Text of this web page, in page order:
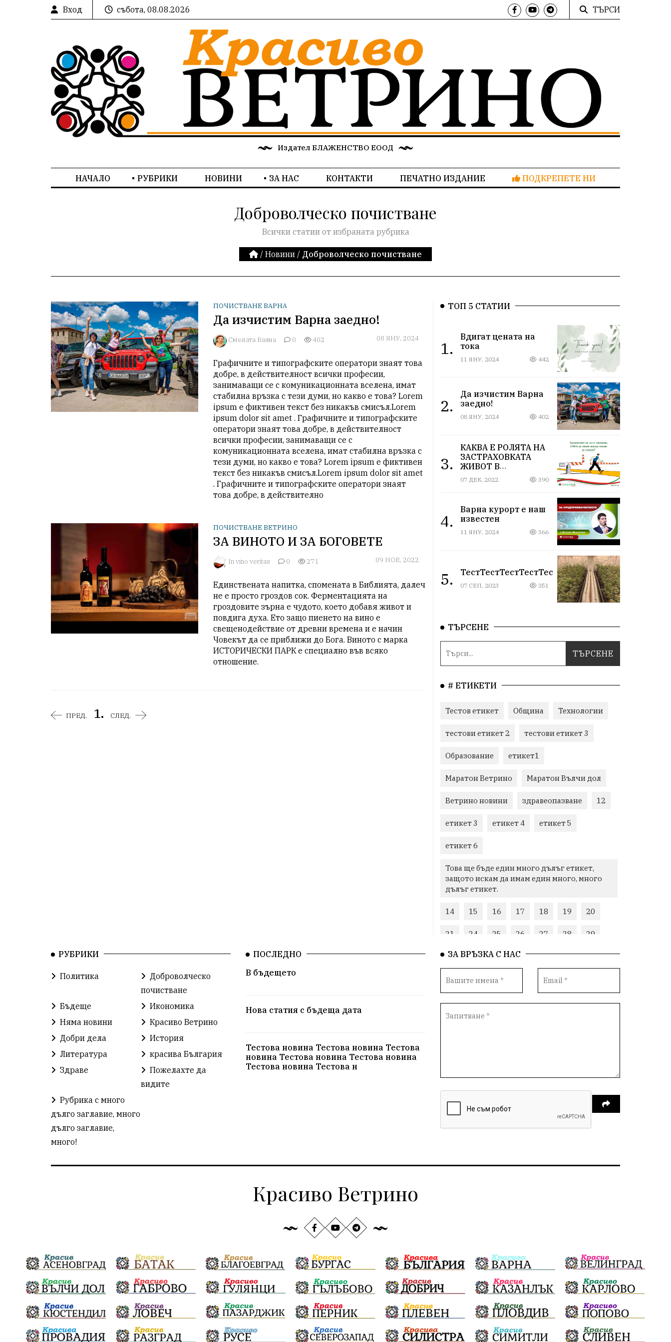
Вход събота, 08.08.2026 ТЪРСИ
Издател БЛАЖЕНСТВО ЕООД
НАЧАЛО РУБРИКИ НОВИНИ ЗА НАС КОНТАКТИ ПЕЧАТНО ИЗДАНИЕ ПОДКРЕПЕТЕ НИ
Доброволческо почистване
Всички статии от избраната рубрика
/ Новини / Доброволческо почистване
ПОЧИСТВАНЕ ВАРНА
Да изчистим Варна заедно!
Смелата Ваяна 0 402 08 ЯНУ, 2024
Графичните и типографските оператори знаят това
добре, в действителност всички професии,
занимаващи се с комуникационната вселена, имат
стабилна връзка с тези думи, но какво е това? Lorem
ipsum е фиктивен текст без никакъв смисъл.Lorem
ipsum dolor sit amet . Графичните и типографските
оператори знаят това добре, в действителност
всички професии, занимаващи се с
комуникационната вселена, имат стабилна връзка с
тези думи, но какво е това? Lorem ipsum е фиктивен
текст без никакъв смисъл.Lorem ipsum dolor sit amet
. Графичните и типографските оператори знаят
това добре, в действително
ПОЧИСТВАНЕ ВЕТРИНО
ЗА ВИНОТО И ЗА БОГОВЕТЕ
In vino veritas 0 271 09 НОЕ, 2022
Единствената напитка, спомената в Библията, далеч
не е просто гроздов сок. Ферментацията на
гроздовите зърна е чудото, което добавя живот и
повдига духа. Ето защо пиенето на вино е
свещенодействие от древни времена и е начин
Човекът да се приближи до Бога. Виното с марка
ИСТОРИЧЕСКИ ПАРК е специално във всяко
отношение.
ПРЕД. 1. СЛЕД.
ТОП 5 СТАТИИ
1.
Вдигат цената на
тока
11 ЯНУ, 2024 442
2.
Да изчистим Варна
заедно!
08 ЯНУ, 2024 402
3.
КАКВА Е РОЛЯТА НА
ЗАСТРАХОВКАТА
ЖИВОТ В
ИНВЕСТИЦИОНЕН
ПЛАН
07 ДЕК, 2022 390
4.
Варна курорт е наш
известен
11 ЯНУ, 2024 366
5. 07 СЕП, 2023 351
ТЪРСЕНЕ
# ЕТИКЕТИ
Тестов етикет Община Технологии
тестови етикет 2 тестови етикет 3
Образование етикет1
Маратон Ветрино Маратон Вълчи дол
Ветрино новини здравеопазване 12
етикет 3 етикет 4 етикет 5
етикет 6
Това ще бъде един много дълъг етикет,
защото искам да имам един много, много
дълъг етикет.
14 15 16 17 18 19 20
21 24 25 26 27 28 29
30 нови
РУБРИКИ
Политика
Доброволческо
почистване
Бъдеще
Икономика
Няма новини
Красиво Ветрино
Добри дела
История
Литература
красива България
Здраве
Пожелахте да
видите
Рубрика с много
дълго заглавие, много
дълго заглавие,
много!
ПОСЛЕДНО
В бъдещето
Нова статия с бъдеща дата
Тестова новина Тестова новина Тестова
новина Тестова новина Тестова новина
Тестова новина Тестова н
ЗА ВРЪЗКА С НАС
Красиво Ветрино